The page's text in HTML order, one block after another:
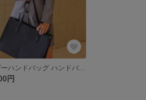
円